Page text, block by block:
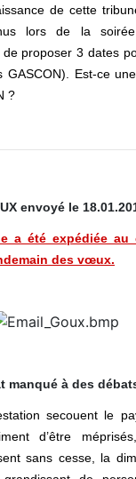
de cette
lors de la
proposer 3 dates
GASCON). Est-ce
?
envoyé le
a été expédiée au
des vœux.
manqué à des
secouent le
d’être
sans cesse, la